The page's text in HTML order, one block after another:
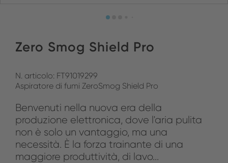
Zero Smog Shield Pro
N. articolo: FT91019299
Aspiratore di fumi ZeroSmog Shield Pro
Benvenuti nella nuova era della
produzione elettronica, dove l'aria pulita
non è solo un vantaggio, ma una
necessità. È la forza trainante di una
maggiore produttività, di lavo...